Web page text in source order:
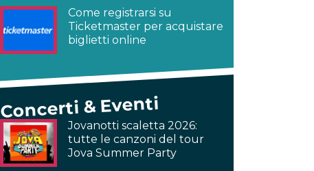
Come registrarsi su
Ticketmaster per acquistare
biglietti online
Concerti & Eventi
Jovanotti scaletta 2026:
tutte le canzoni del tour
Jova Summer Party